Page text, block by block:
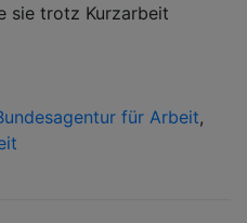
sie trotz Kurzarbeit
für Arbeit,